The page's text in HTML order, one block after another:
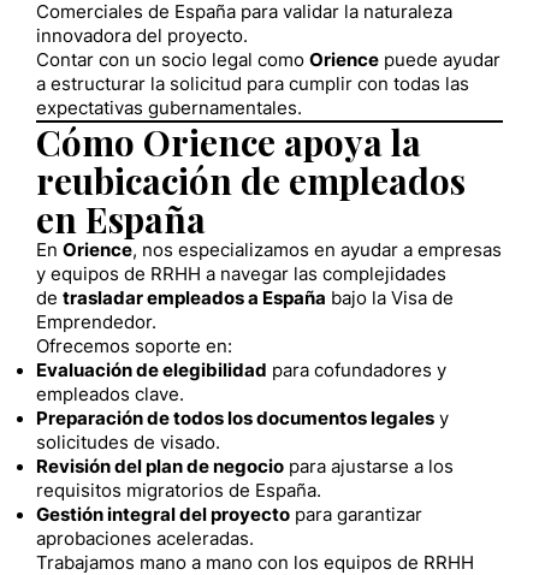
Comerciales de España para validar la naturaleza
innovadora del proyecto.
Contar con un socio legal como Orience puede ayudar
a estructurar la solicitud para cumplir con todas las
expectativas gubernamentales.
Cómo Orience apoya la
reubicación de empleados
en España
En Orience, nos especializamos en ayudar a empresas
y equipos de RRHH a navegar las complejidades
de trasladar empleados a España bajo la Visa de
Emprendedor.
Ofrecemos soporte en:
Evaluación de elegibilidad para cofundadores y
empleados clave.
Preparación de todos los documentos legales y
solicitudes de visado.
Revisión del plan de negocio para ajustarse a los
requisitos migratorios de España.
Gestión integral del proyecto para garantizar
aprobaciones aceleradas.
Trabajamos mano a mano con los equipos de RRHH